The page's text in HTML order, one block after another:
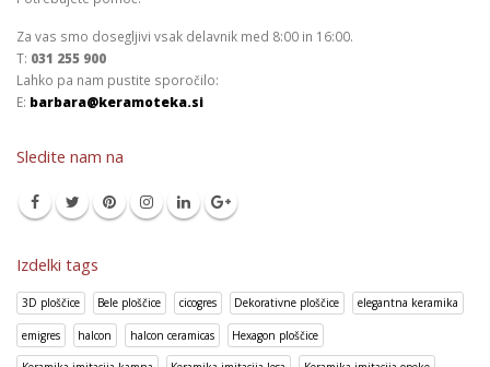
Za vas smo dosegljivi vsak delavnik med 8:00 in 16:00.
T: 031 255 900
Lahko pa nam pustite sporočilo:
E: barbara@keramoteka.si
Sledite nam na
Izdelki tags
3D ploščice Bele ploščice cicogres Dekorativne ploščice elegantna keramika
emigres halcon halcon ceramicas Hexagon ploščice